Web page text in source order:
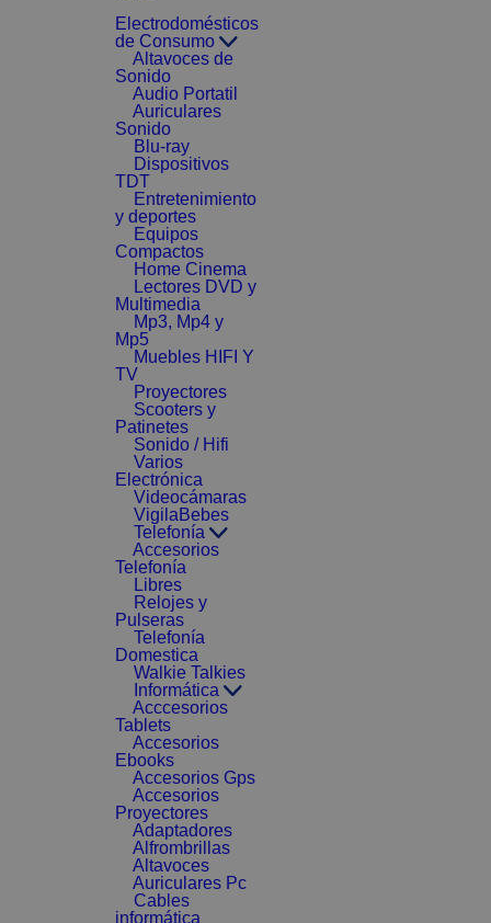
Electrodomésticos
de Consumo
Altavoces de
Sonido
Audio Portatil
Auriculares
Sonido
Blu-ray
Dispositivos
TDT
Entretenimiento
y deportes
Equipos
Compactos
Home Cinema
Lectores DVD y
Multimedia
Mp3, Mp4 y
Mp5
Muebles HIFI Y
TV
Proyectores
Scooters y
Patinetes
Sonido / Hifi
Varios
Electrónica
Videocámaras
VigilaBebes
Telefonía
Accesorios
Telefonía
Libres
Relojes y
Pulseras
Telefonía
Domestica
Walkie Talkies
Informática
Acccesorios
Tablets
Accesorios
Ebooks
Accesorios Gps
Accesorios
Proyectores
Adaptadores
Alfrombrillas
Altavoces
Auriculares Pc
Cables
informática